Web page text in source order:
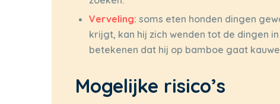
Verveling: soms eten honden dingen
krijgt, kan hij zich wenden tot de dingen
betekenen dat hij op bamboe gaat
Mogelijke risico’s